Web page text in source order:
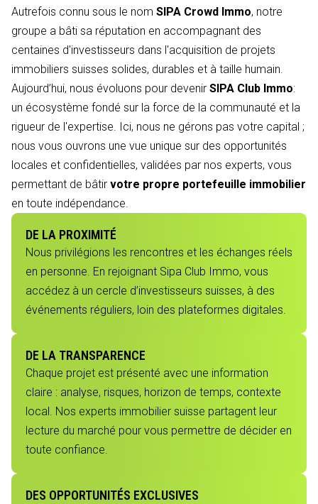
Autrefois connu sous le nom SIPA Crowd Immo, notre
groupe a bâti sa réputation en accompagnant des
centaines d'investisseurs dans l'acquisition de projets
immobiliers suisses solides, durables et à taille humain.
Aujourd’hui, nous évoluons pour devenir SIPA Club Immo:
un écosystème fondé sur la force de la communauté et la
rigueur de l'expertise. Ici, nous ne gérons pas votre capital ;
nous vous ouvrons une vue unique sur des opportunités
locales et confidentielles, validées par nos experts, vous
permettant de bâtir votre propre portefeuille immobilier
en toute indépendance.
DE LA PROXIMITÉ
Nous privilégions les rencontres et les échanges réels
en personne. En rejoignant Sipa Club Immo, vous
accédez à un cercle d’investisseurs suisses, à des
événements réguliers, loin des plateformes digitales.
DE LA TRANSPARENCE
Chaque projet est présenté avec une information
claire : analyse, risques, horizon de temps, contexte
local. Nos experts immobilier suisse partagent leur
lecture du marché pour vous permettre de décider en
toute confiance.
DES OPPORTUNITÉS EXCLUSIVES